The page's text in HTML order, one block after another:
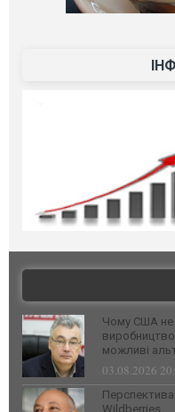
Чому США не
виробництво
можливі
03.08.2026
Wildberries